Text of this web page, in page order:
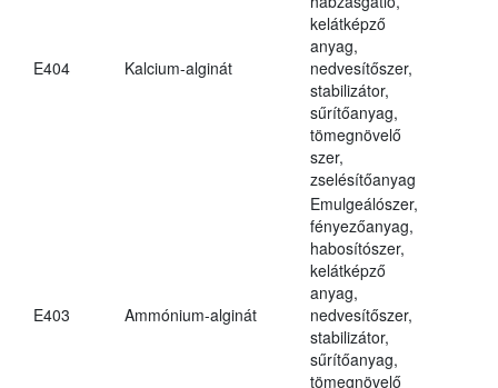
E404 Kalcium-alginát
kelátképző
anyag,
nedvesítőszer,
stabilizátor,
sűrítőanyag,
tömegnövelő
szer,
zselésítőanyag
E403 Ammónium-alginát
Emulgeálószer,
fényezőanyag,
habosítószer,
kelátképző
anyag,
nedvesítőszer,
stabilizátor,
sűrítőanyag,
tömegnövelő